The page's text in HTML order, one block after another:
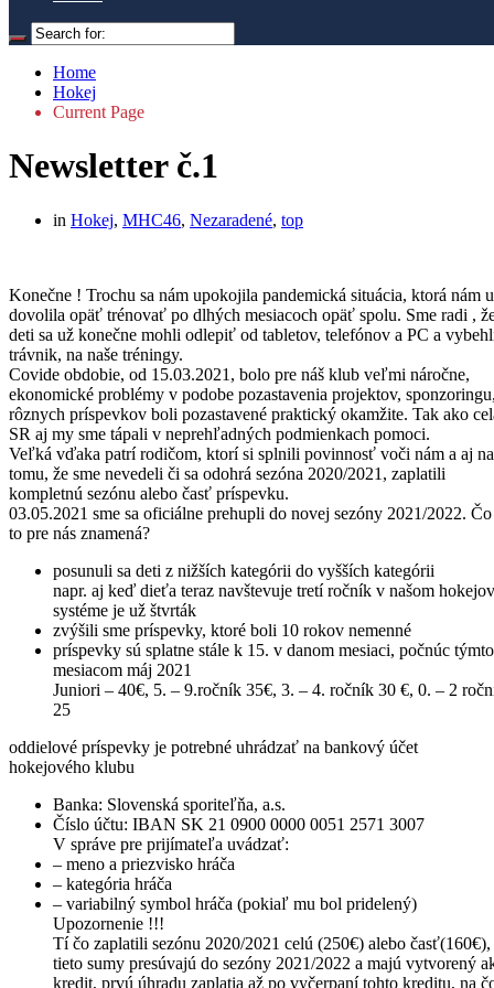
Home
Hokej
Current Page
Newsletter č.1
in Hokej, MHC46, Nezaradené, top
Konečne ! Trochu sa nám upokojila pandemická situácia, ktorá nám
dovolila opäť trénovať po dlhých mesiacoch opäť spolu. Sme radi ,
deti sa už konečne mohli odlepiť od tabletov, telefónov a PC a
trávnik, na naše tréningy.
Covide obdobie, od 15.03.2021, bolo pre náš klub veľmi náročne,
ekonomické problémy v podobe pozastavenia projektov, sponzoringu,
rôznych príspevkov boli pozastavené praktický okamžite. Tak ako
SR aj my sme tápali v neprehľadných podmienkach pomoci.
Veľká vďaka patrí rodičom, ktorí si splnili povinnosť voči nám a aj
tomu, že sme nevedeli či sa odohrá sezóna 2020/2021, zaplatili
kompletnú sezónu alebo časť príspevku.
03.05.2021 sme sa oficiálne prehupli do novej sezóny 2021/2022. Čo
to pre nás znamená?
posunuli sa deti z nižších kategórii do vyšších kategórii
napr. aj keď dieťa teraz navštevuje tretí ročník v našom
systéme je už štvrták
zvýšili sme príspevky, ktoré boli 10 rokov nemenné
príspevky sú splatne stále k 15. v danom mesiaci, počnúc týmto
mesiacom máj 2021
Juniori – 40€, 5. – 9.ročník 35€, 3. – 4. ročník 30 €, 0. – 2
25
oddielové príspevky je potrebné uhrádzať na bankový účet
hokejového klubu
Banka: Slovenská sporiteľňa, a.s.
Číslo účtu: IBAN SK 21 0900 0000 0051 2571 3007
V správe pre prijímateľa uvádzať:
– meno a priezvisko hráča
– kategória hráča
– variabilný symbol hráča (pokiaľ mu bol pridelený)
Upozornenie !!!
Tí čo zaplatili sezónu 2020/2021 celú (250€) alebo časť(160€),
tieto sumy presúvajú do sezóny 2021/2022 a majú vytvorený
kredit, prvú úhradu zaplatia až po vyčerpaní tohto kreditu, na